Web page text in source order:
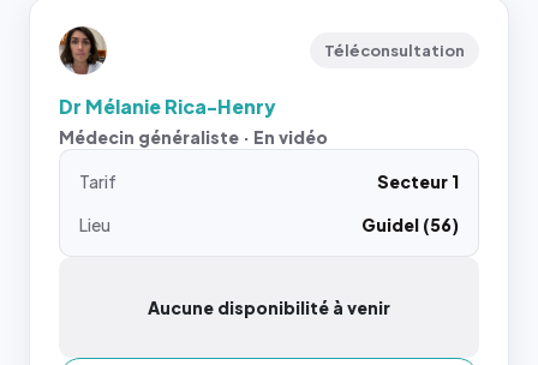
Téléconsultation
Dr Mélanie Rica-Henry
Médecin généraliste · En vidéo
Tarif
Secteur 1
Lieu
Guidel (56)
Aucune disponibilité à venir